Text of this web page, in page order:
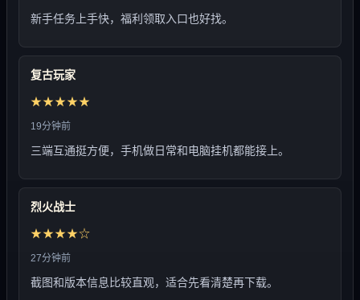
新手任务上手快，福利领取入口也好找。
复古玩家
★★★★★
19分钟前
三端互通挺方便，手机做日常和电脑挂机都能接上。
烈火战士
★★★★☆
27分钟前
截图和版本信息比较直观，适合先看清楚再下载。